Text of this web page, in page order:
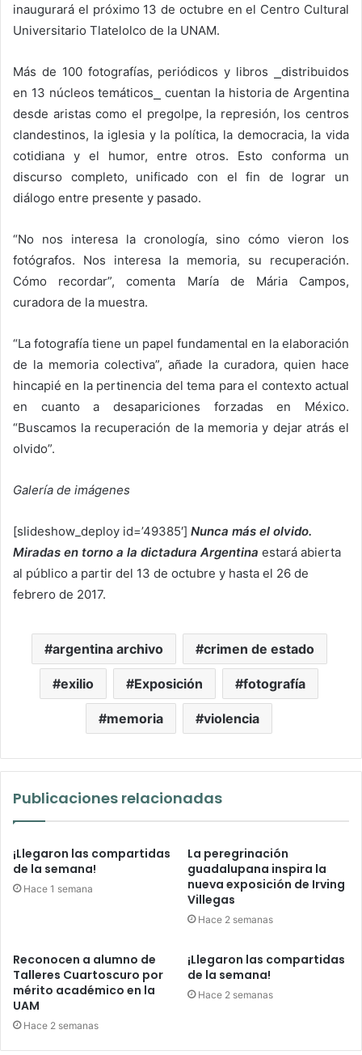
inaugurará el próximo 13 de octubre en el Centro Cultural
Universitario Tlatelolco de la UNAM.
Más de 100 fotografías, periódicos y libros
distribuidos
en 13 núcleos temáticos
cuentan la historia de Argentina
desde aristas como el pregolpe, la represión, los centros
clandestinos, la iglesia y la política, la democracia, la vida
cotidiana y el humor, entre otros. Esto conforma un
discurso completo, unificado con el fin de lograr un
diálogo entre presente y pasado.
“No nos interesa la cronología, sino cómo vieron los
fotógrafos. Nos interesa la memoria, su recuperación.
Cómo recordar”, comenta María de Mária Campos,
curadora de la muestra.
“La fotografía tiene un papel fundamental en la elaboración
de la memoria colectiva”, añade la curadora, quien hace
hincapié en la pertinencia del tema para el contexto actual
en cuanto a desapariciones forzadas en México.
“Buscamos la recuperación de la memoria y dejar atrás el
olvido”.
Galería de imágenes
[slideshow_deploy id=’49385′] Nunca más el olvido.
Miradas en torno a la dictadura Argentina estará abierta
al público a partir del 13 de octubre y hasta el 26 de
febrero de 2017.
argentina archivo crimen de estado
exilio Exposición fotografía
memoria violencia
Publicaciones relacionadas
¡Llegaron las compartidas
de la semana!
Hace 1 semana
La peregrinación
guadalupana inspira la
nueva exposición de Irving
Villegas
Hace 2 semanas
Reconocen a alumno de
Talleres Cuartoscuro por
mérito académico en la
UAM
Hace 2 semanas
¡Llegaron las compartidas
de la semana!
Hace 2 semanas